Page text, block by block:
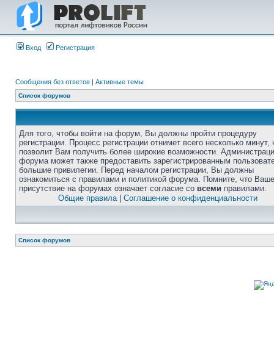
Вход Регистрация
Сообщения без ответов | Активные темы
Список форумов
Для того, чтобы войти на форум, Вы должны пройти процедуру
регистрации. Процесс регистрации отнимет всего несколько минут,
позволит Вам получить более широкие возможности.
форума может также предоставить зарегистрированным
большие привилегии. Перед началом регистрации, Вы должны
ознакомиться с правилами и политикой форума. Помните, что Ваше
присутствие на форумах означает согласие со всеми правилами.
Общие правила| Соглашение о конфиденциальности
Список форумов